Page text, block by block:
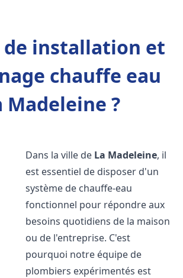
de installation et
chauffe eau
Madeleine ?
Dans la ville de La Madeleine, il
est essentiel de disposer d'un
système de chauffe-eau
fonctionnel pour répondre aux
besoins quotidiens de la maison
ou de l'entreprise. C'est
pourquoi notre équipe de
plombiers expérimentés est